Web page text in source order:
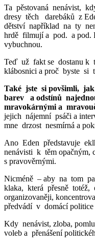
Ta pěstovaná nenávist,
dresy těch darebáků z
dětství například na ty
hrdě filmují a pod. a pod.
vybuchnou.
Teď už fakt se dostanu k
klábosnici a proč byste si
Také jste si povšimli,
barev a odstínů
mravokárnými a
jejich nájemní psáči a
mne drzost nesmírná a
Ano Eden představuje
nenávisti k těm opačným,
s pravověrnými.
Nicméně – aby na tom
klaka, která přesně totéž,
organizovaněji,
předvádí v domácí
Kdy nenávist, zloba,
voleb a přenášení